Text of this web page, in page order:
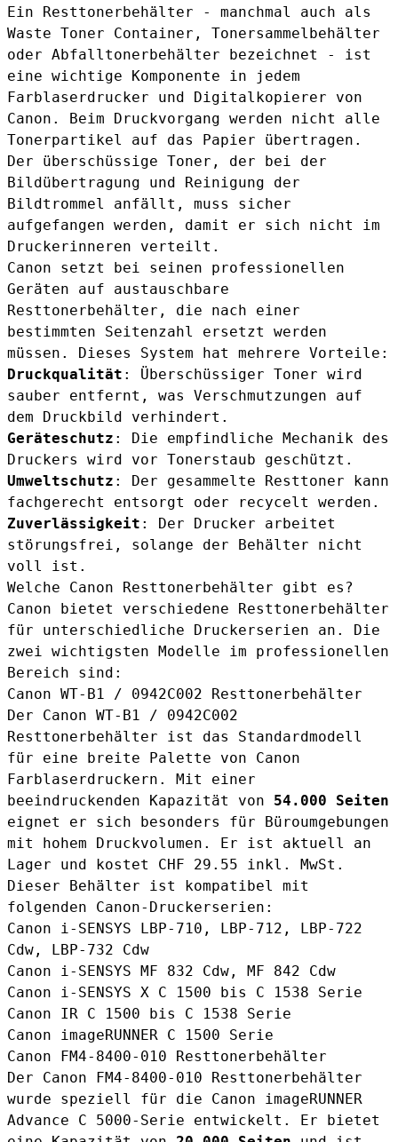
Ein Resttonerbehälter - manchmal auch als
Waste Toner Container, Tonersammelbehälter
oder Abfalltonerbehälter bezeichnet - ist
eine wichtige Komponente in jedem
Farblaserdrucker und Digitalkopierer von
Canon. Beim Druckvorgang werden nicht alle
Tonerpartikel auf das Papier übertragen.
Der überschüssige Toner, der bei der
Bildübertragung und Reinigung der
Bildtrommel anfällt, muss sicher
aufgefangen werden, damit er sich nicht im
Druckerinneren verteilt.
Canon setzt bei seinen professionellen
Geräten auf austauschbare
Resttonerbehälter, die nach einer
bestimmten Seitenzahl ersetzt werden
müssen. Dieses System hat mehrere Vorteile:
Druckqualität : Überschüssiger Toner wird
sauber entfernt, was Verschmutzungen auf
dem Druckbild verhindert.
Geräteschutz : Die empfindliche Mechanik des
Druckers wird vor Tonerstaub geschützt.
Umweltschutz : Der gesammelte Resttoner kann
fachgerecht entsorgt oder recycelt werden.
Zuverlässigkeit : Der Drucker arbeitet
störungsfrei, solange der Behälter nicht
voll ist.
Welche Canon Resttonerbehälter gibt es?
Canon bietet verschiedene Resttonerbehälter
für unterschiedliche Druckerserien an. Die
zwei wichtigsten Modelle im professionellen
Bereich sind:
Canon WT-B1 / 0942C002 Resttonerbehälter
Der Canon WT-B1 / 0942C002
Resttonerbehälter ist das Standardmodell
für eine breite Palette von Canon
Farblaserdruckern. Mit einer
beeindruckenden Kapazität von 54.000 Seiten
eignet er sich besonders für Büroumgebungen
mit hohem Druckvolumen. Er ist aktuell an
Lager und kostet CHF 29.55 inkl. MwSt.
Dieser Behälter ist kompatibel mit
folgenden Canon-Druckerserien:
Canon i-SENSYS LBP-710, LBP-712, LBP-722
Cdw, LBP-732 Cdw
Canon i-SENSYS MF 832 Cdw, MF 842 Cdw
Canon i-SENSYS X C 1500 bis C 1538 Serie
Canon IR C 1500 bis C 1538 Serie
Canon imageRUNNER C 1500 Serie
Canon FM4-8400-010 Resttonerbehälter
Der Canon FM4-8400-010 Resttonerbehälter
wurde speziell für die Canon imageRUNNER
Advance C 5000-Serie entwickelt. Er bietet